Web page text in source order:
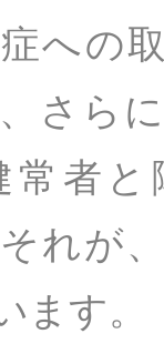
への
さら
常者
れが
ます。